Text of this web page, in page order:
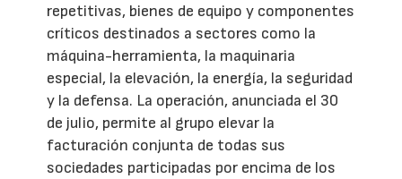
repetitivas, bienes de equipo y componentes
críticos destinados a sectores como la
máquina-herramienta, la maquinaria
especial, la elevación, la energía, la seguridad
y la defensa. La operación, anunciada el 30
de julio, permite al grupo elevar la
facturación conjunta de todas sus
sociedades participadas por encima de los